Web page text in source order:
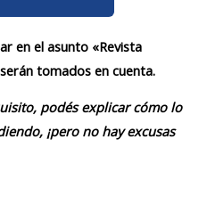
en el asunto «Revista
tomados en cuenta.
podés explicar cómo lo
¡pero no hay excusas